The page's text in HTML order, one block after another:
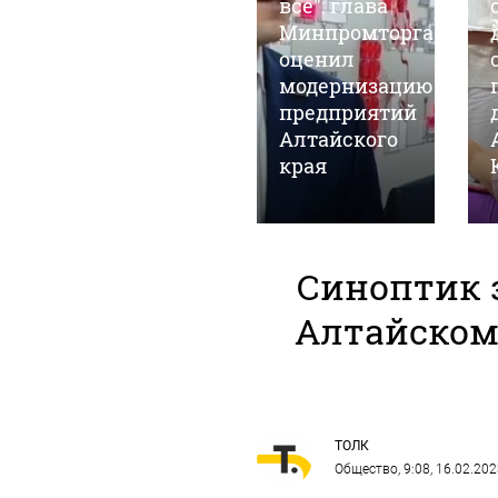
все": глава
Минпромторга
оценил
модернизацию
предприятий
Алтайского
края
Синоптик
Алтайском
ТОЛК
Общество, 9:08,